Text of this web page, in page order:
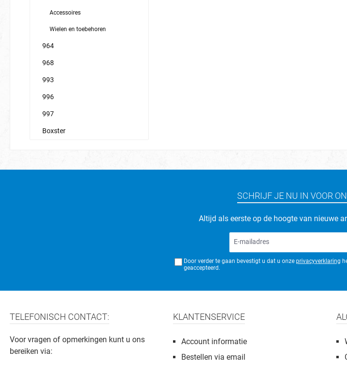
Accessoires
Wielen en toebehoren
964
968
993
996
997
Boxster
SCHRIJF JE NU IN VOOR
Altijd als eerste op de hoogte van nieuwe
Door verder te gaan bevestigt u dat u onze privacyverklaring
geaccepteerd.
TELEFONISCH CONTACT:
Voor vragen of opmerkingen kunt u ons
bereiken via:
KLANTENSERVICE
Account informatie
Bestellen via email